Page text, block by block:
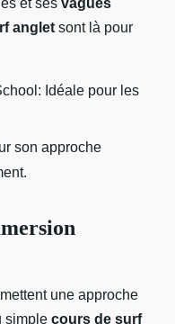
et ses vagues
anglet sont là pour
Idéale pour les
son approche
une approche
simple cours de surf